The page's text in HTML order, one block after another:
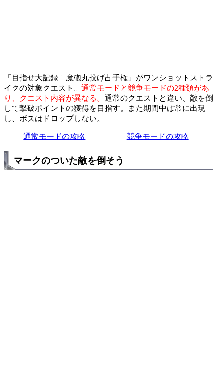
「目指せ大記録！魔砲丸投げ占手権」がワンショットストラ
イクの対象クエスト。 通常モードと競争モードの2種類があ
り、クエスト内容が異なる。 通常のクエストと違い、敵を倒
して撃破ポイントの獲得を目指す。また期間中は常に出現
し、ボスはドロップしない。
通常モードの攻略 競争モードの攻略
マークのついた敵を倒そう